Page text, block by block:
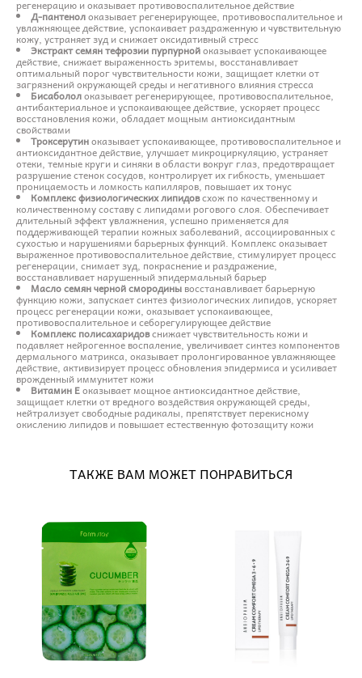
регенерацию и оказывает противовоспалительное действие
Д-пантенолоказывает регенерирующее, противовоспалительное и
увлажняющее действие, успокаивает раздраженную и чувствительную
кожу, устраняет зуд и снижает оксидативный стресс
Экстракт семян тефрозии пурпурнойоказывает успокаивающее
действие, снижает выраженность эритемы, восстанавливает
оптимальный порог чувствительности кожи, защищает клетки от
загрязнений окружающей среды и негативного влияния стресса
Бисабололоказывает регенерирующее, противовоспалительное,
антибактериальное и успокаивающее действие, ускоряет процесс
восстановления кожи, обладает мощным антиоксидантным
свойствами
Троксерутиноказывает успокаивающее, противовоспалительное и
антиоксидантное действие, улучшает микроциркуляцию, устраняет
отеки, темные круги и синяки в области вокруг глаз, предотвращает
разрушение стенок сосудов, контролирует их гибкость, уменьшает
проницаемость и ломкость капилляров, повышает их тонус
Комплекс физиологических липидовсхож по качественному и
количественному составу с липидами рогового слоя. Обеспечивает
длительный эффект увлажнения, успешно применяется для
поддерживающей терапии кожных заболеваний, ассоциированных с
сухостью и нарушениями барьерных функций. Комплекс оказывает
выраженное противовоспалительное действие, стимулирует процесс
регенерации, снимает зуд, покраснение и раздражение,
восстанавливает нарушенный эпидермальный барьер
Масло семян черной смородины восстанавливает барьерную
функцию кожи, запускает синтез физиологических липидов, ускоряет
процесс регенерации кожи, оказывает успокаивающее,
противовоспалительное и себорегулирующее действие
Комплекс полисахаридовснижает чувствительность кожи и
подавляет нейрогенное воспаление, увеличивает синтез компонентов
дермального матрикса, оказывает пролонгированное увлажняющее
действие, активизирует процесс обновления эпидермиса и усиливает
врожденный иммунитет кожи
Витамин Еоказывает мощное антиоксидантное действие,
защищает клетки от вредного воздействия окружающей среды,
нейтрализует свободные радикалы, препятствует перекисному
окислению липидов и повышает естественную фотозащиту кожи
ТАКЖЕ ВАМ МОЖЕТ ПОНРАВИТЬСЯ